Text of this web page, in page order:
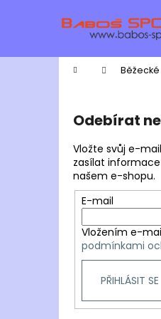
Domů
Odebírat
Vložte svůj e-
zasílat
našem e-shopu.
E-mail
Vložením e-
podmínkami
PŘIHLÁSIT SE
í
do
do